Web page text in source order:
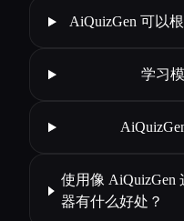
AiQuizGen 可以
学习
使用像 AiQuizGen
器有什么好处？